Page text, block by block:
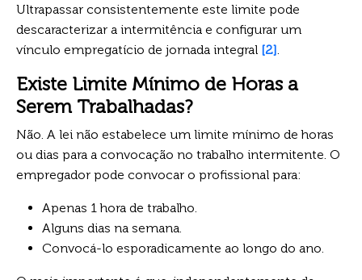
Ultrapassar consistentemente este limite pode
descaracterizar a intermitência e configurar um
vínculo empregatício de jornada integral [2].
Existe Limite Mínimo de Horas a
Serem Trabalhadas?
Não. A lei não estabelece um limite mínimo de horas
ou dias para a convocação no trabalho intermitente. O
empregador pode convocar o profissional para:
Apenas 1 hora de trabalho.
Alguns dias na semana.
Convocá-lo esporadicamente ao longo do ano.